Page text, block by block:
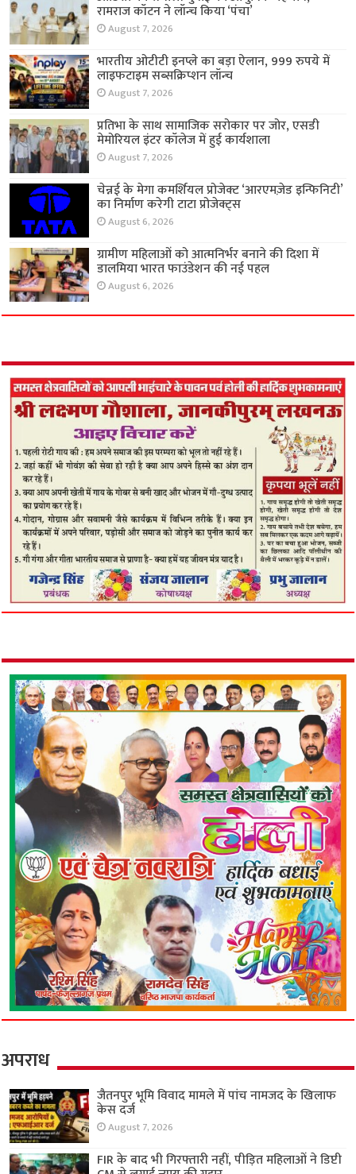
रामराज कॉटन ने लॉन्च किया ‘पंचा’
August 7, 2026
भारतीय ओटीटी इनप्ले का बड़ा ऐलान, 999 रुपये में
लाइफटाइम सब्सक्रिप्शन लॉन्च
August 7, 2026
प्रतिभा के साथ सामाजिक सरोकार पर जोर, एसडी
मेमोरियल इंटर कॉलेज में हुई कार्यशाला
August 7, 2026
चेन्नई के मेगा कमर्शियल प्रोजेक्ट ‘आरएमज़ेड इन्फिनिटी’
का निर्माण करेगी टाटा प्रोजेक्ट्स
August 6, 2026
ग्रामीण महिलाओं को आत्मनिर्भर बनाने की दिशा में
डालमिया भारत फाउंडेशन की नई पहल
August 6, 2026
अपराध
जैतनपुर भूमि विवाद मामले में पांच नामजद के खिलाफ
केस दर्ज
August 7, 2026
FIR के बाद भी गिरफ्तारी नहीं, पीड़ित महिलाओं ने डिप्टी